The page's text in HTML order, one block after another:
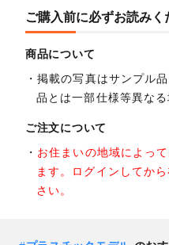
ご購入前に必ずお読みく
商品について
掲載の写真はサンプル
品とは一部仕様等異なる
ご注文について
お住まいの地域によっ
ます。ログインしてか
さい。